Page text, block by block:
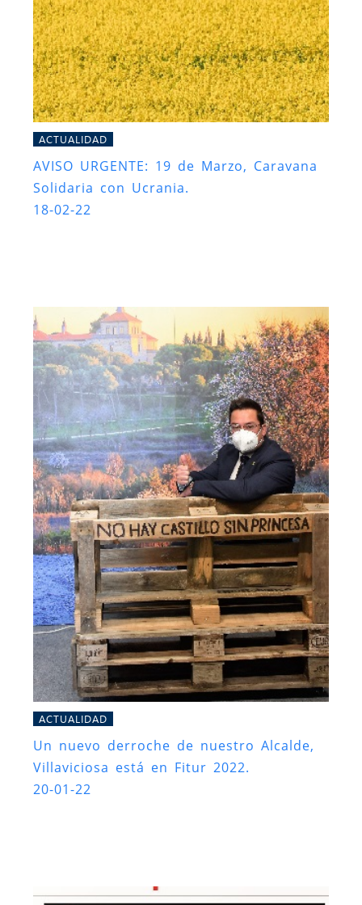
ACTUALIDAD
AVISO URGENTE: 19 de Marzo, Caravana
Solidaria con Ucrania.
18-02-22
ACTUALIDAD
Un nuevo derroche de nuestro Alcalde,
Villaviciosa está en Fitur 2022.
20-01-22